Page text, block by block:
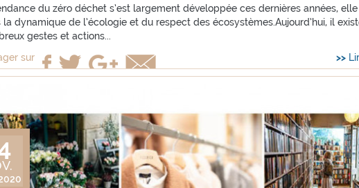
du zéro déchet s’est largement développée ces dernières années, elle
la dynamique de l’écologie et du respect des écosystèmes.Aujourd’hui, il
gestes et actions...
sur